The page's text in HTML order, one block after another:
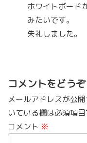
ホワイトボード
みたいです。
失礼しました。
コメントをどうぞ
メールアドレスが公
いている欄は必須項
コメント ※